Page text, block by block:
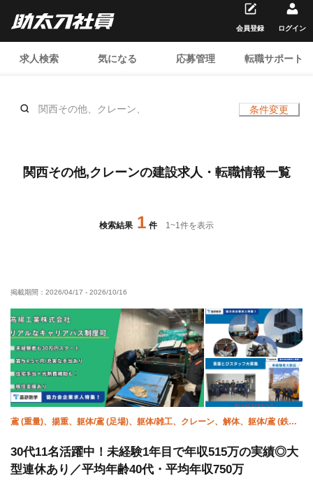
求人検索 気になる 応募管理 転職サポート
会員登録 ログイン
関西その他、クレーン、 条件変更
関西その他,クレーンの建設求人・転職情報一覧
検索結果 1 件 1~1件を表示
掲載期間： 2026/04/17 - 2026/10/16
鳶 (重量)、揚重、躯体/鳶 (足場)、躯体/雑工、クレーン、解体、躯体/鳶 (鉄
30代11名活躍中！未経験1年目で年収515万の実績◎大
型連休あり／平均年齢40代・平均年収750万